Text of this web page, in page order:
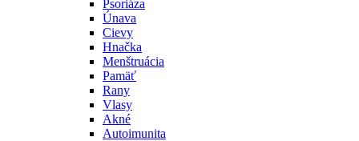
Psoriáza
Únava
Cievy
Hnačka
Menštruácia
Pamäť
Rany
Vlasy
Akné
Autoimunita